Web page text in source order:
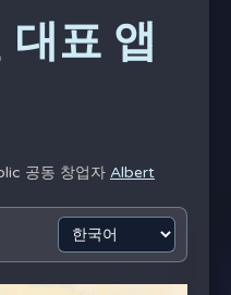
대표 앱
공동 창업자 Albert